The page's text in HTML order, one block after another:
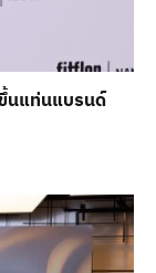
นแท่นแบรนด์